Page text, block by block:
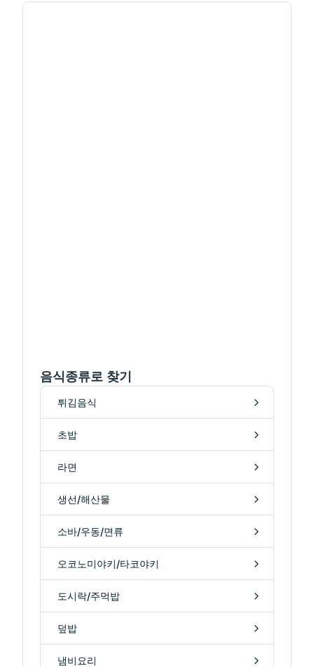
음식종류로 찾기
튀김음식
초밥
라면
생선/해산물
소바/우동/면류
오코노미야키/타코야키
도시락/주먹밥
덮밥
냄비요리